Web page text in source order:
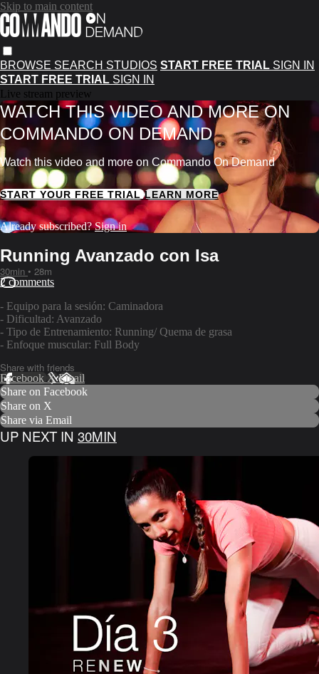
Skip to main content
BROWSE SEARCH STUDIOS START FREE TRIAL SIGN IN
START FREE TRIAL SIGN IN
Live stream preview
WATCH THIS VIDEO AND MORE ON
COMMANDO ON DEMAND
Watch this video and more on Commando On Demand
START YOUR FREE TRIALLEARN MORE
Already subscribed?Sign in
Running Avanzado con Isa
30min • 28m
2 comments
- Equipo para la sesión: Caminadora
- Dificultad: Avanzado
- Tipo de Entrenamiento: Running/ Quema de grasa
- Enfoque muscular: Full Body
Share with friends
Facebook XEmail
Share on Facebook
Share on X
Share via Email
UP NEXT IN 30MIN